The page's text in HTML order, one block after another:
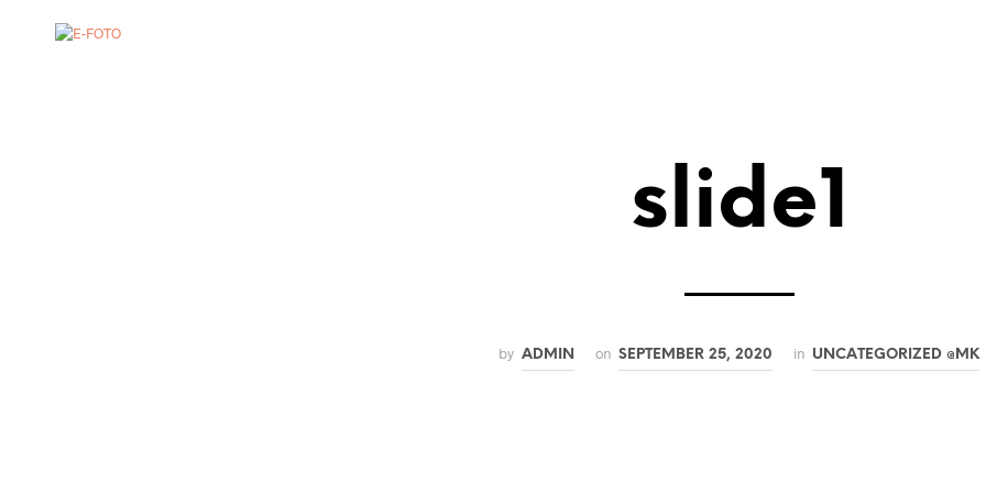
slide1
by ADMIN on SEPTEMBER 25, 2020 in UNCATEGORIZED @MK